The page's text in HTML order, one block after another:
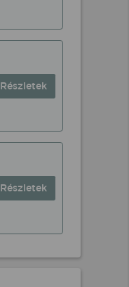
Részletek
Részletek